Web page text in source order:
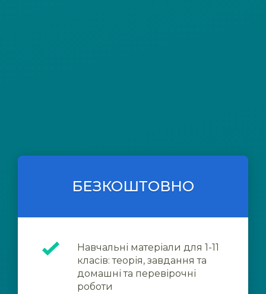
БЕЗКОШТОВНО
Навчальні матеріали для 1-11
класів: теорія, завдання та
домашні та перевірочні
роботи